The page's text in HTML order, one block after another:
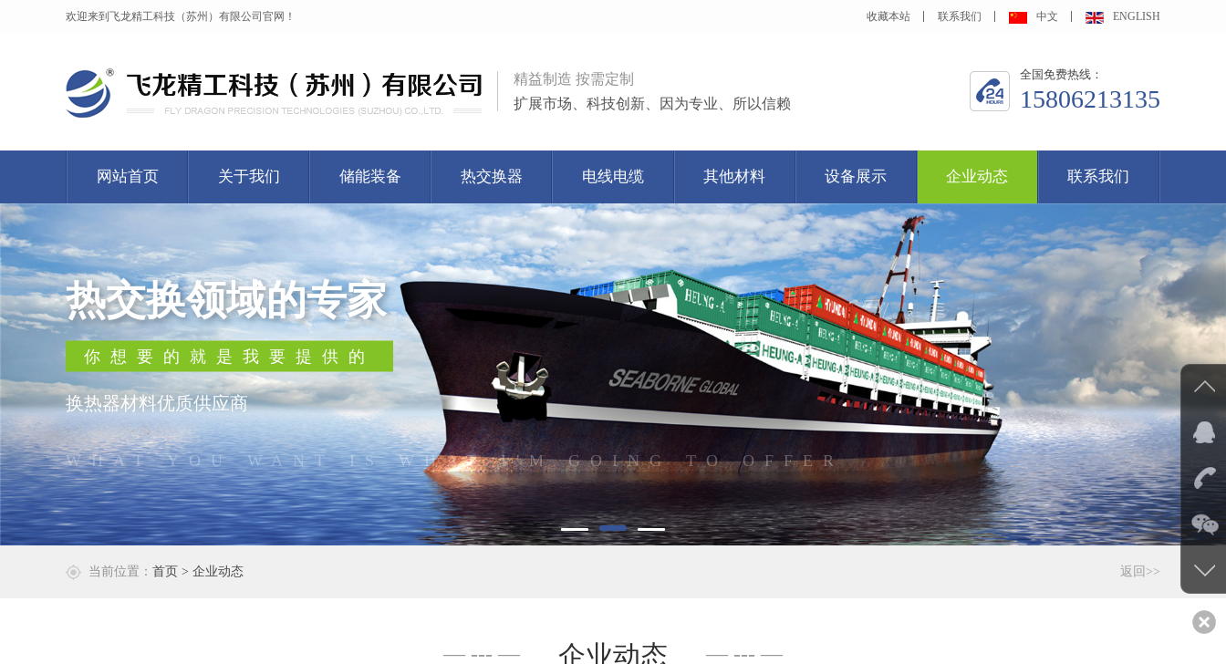
欢迎来到飞龙精工科技（苏州）有限公司官网！ 收藏本站 联系我们 中文 ENGLISH
精益制造 按需定制
扩展市场、科技创新、因为专业、所以信赖
全国免费热线：
15806213135
网站首页 关于我们 储能装备 热交换器 电线电缆 其他材料 设备展示 企业动态 联系我们
热交换领域的专家
你想要的就是我要提供的
换热器材料优质供应商
WHAT YOU WANT IS WHAT I'M GOING TO OFFER
当前位置： 首页 > 企业动态 返回>>
企业动态